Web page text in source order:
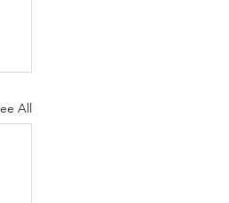
All